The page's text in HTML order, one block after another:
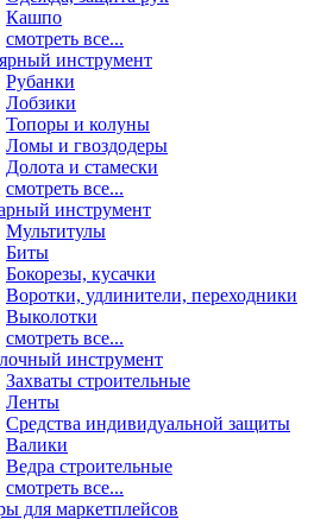
Кашпо
смотреть все...
инструмент
Рубанки
Лобзики
Топоры и колуны
Ломы и гвоздодеры
Долота и стамески
смотреть все...
инструмент
Мультитулы
Биты
Бокорезы, кусачки
Воротки, удлинители, переходники
Выколотки
смотреть все...
инструмент
Захваты строительные
Ленты
Средства индивидуальной защиты
Валики
Ведра строительные
смотреть все...
для маркетплейсов